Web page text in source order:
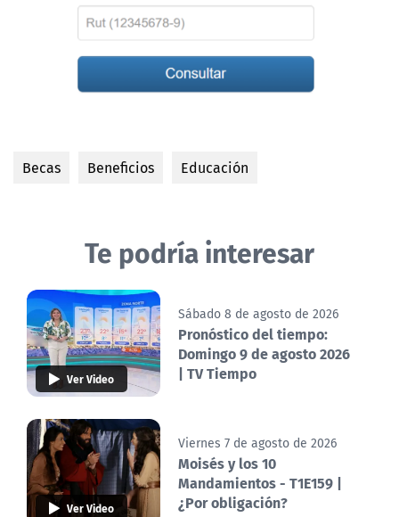
Becas Beneficios Educación
Te podría interesar
Ver Video
Sábado 8 de agosto de 2026
Pronóstico del tiempo:
Domingo 9 de agosto 2026
| TV Tiempo
Ver Video
Viernes 7 de agosto de 2026
Moisés y los 10
Mandamientos - T1E159 |
¿Por obligación?